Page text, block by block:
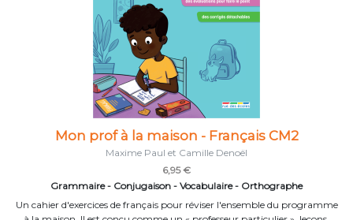
Mon prof à la maison - Français CM2
Maxime Paul et Camille Denoël
6,95 €
Grammaire - Conjugaison - Vocabulaire - Orthographe
Un cahier d'exercices de français pour réviser l'ensemble du programme